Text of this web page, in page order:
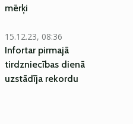
mērķi
15.12.23, 08:36
Infortar pirmajā
tirdzniecības dienā
uzstādīja rekordu